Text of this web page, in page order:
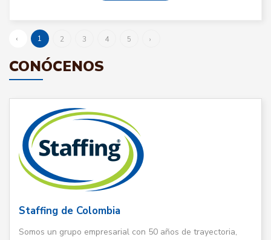
‹ 1 2 3 4 5 ›
CONÓCENOS
Staffing de Colombia
Somos un grupo empresarial con 50 años de trayectoria,